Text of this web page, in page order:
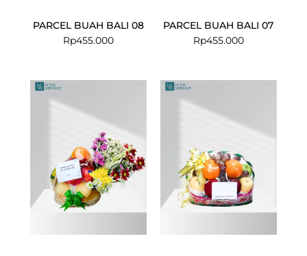
PARCEL BUAH BALI 08
Rp455.000
PARCEL BUAH BALI 07
Rp455.000